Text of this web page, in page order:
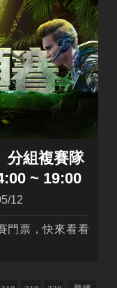
分組複賽隊
~ 19:00
12
門票，快來看看